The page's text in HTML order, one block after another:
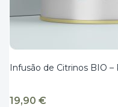
Infusão de Citrinos BIO
19,90 €